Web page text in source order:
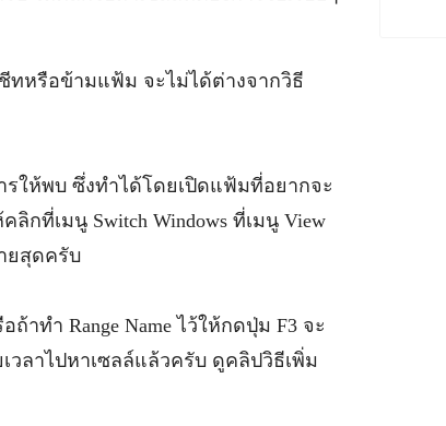
ทหรือข้ามแฟ้ม จะไม่ได้ต่างจากวิธี
ให้พบ ซึ่งทำได้โดยเปิดแฟ้มที่อยากจะ
กที่เมนู Switch Windows ที่เมนู View
ยสุดครับ
ทำ Range Name ไว้ให้กดปุ่ม F3 จะ
วลาไปหาเซลล์แล้วครับ ดูคลิปวิธีเพิ่ม